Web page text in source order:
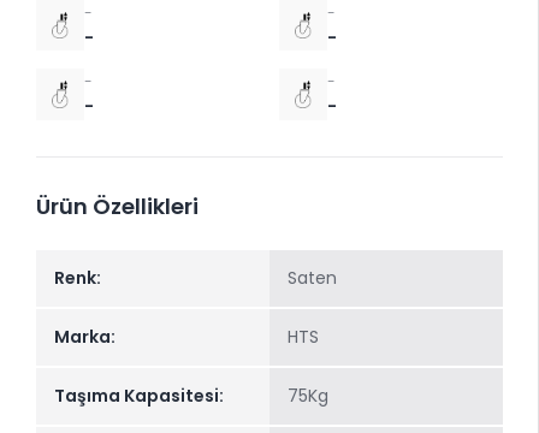
-
-
-
-
-
-
-
-
Ürün Özellikleri
Renk: Saten
Marka: HTS
Taşıma Kapasitesi: 75Kg